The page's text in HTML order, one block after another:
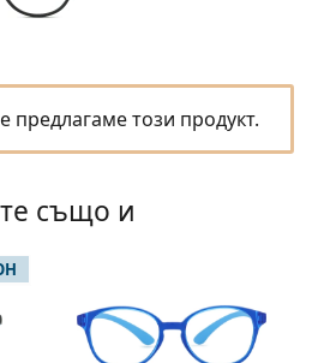
този продукт.
също и